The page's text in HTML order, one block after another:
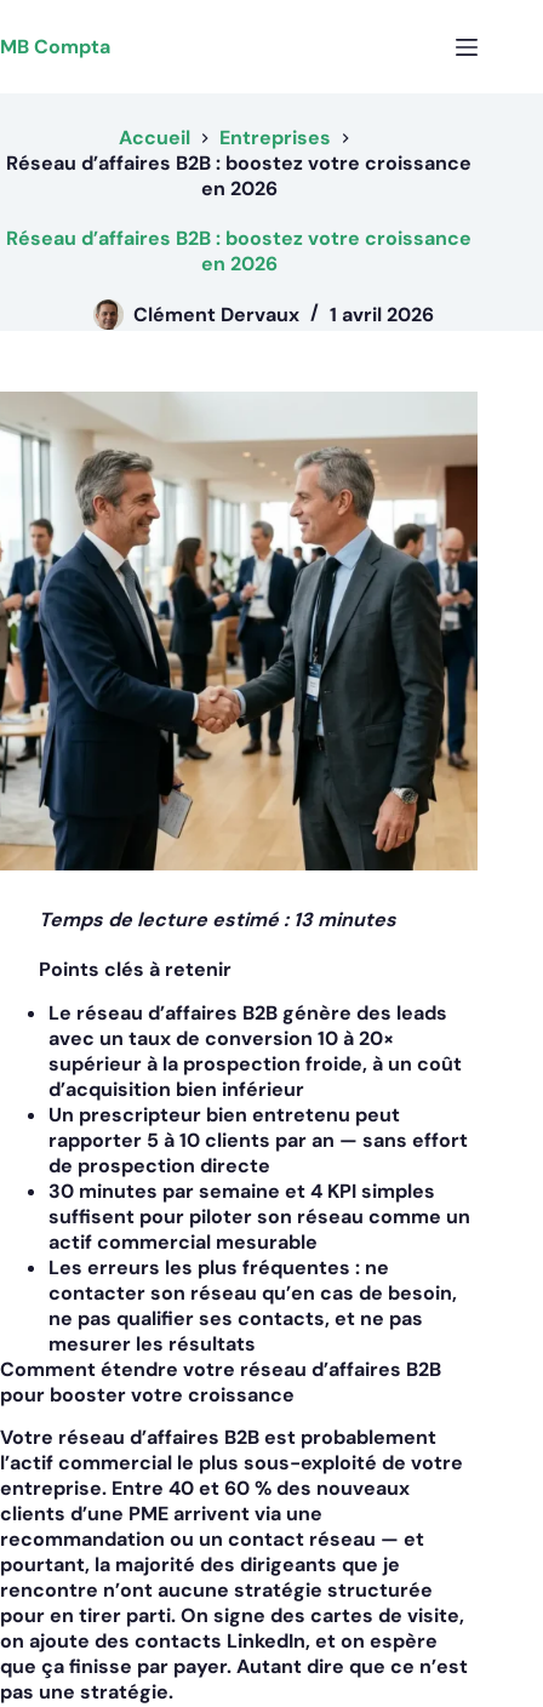
au
contenu
MB Compta
Accueil
Entreprises
Réseau d’affaires B2B : boostez votre croissance
en 2026
Réseau d’affaires B2B : boostez votre croissance
en 2026
Clément Dervaux
1 avril 2026
Temps de lecture estimé : 13 minutes
Points clés à retenir
Le réseau d’affaires B2B génère des leads
avec un taux de conversion 10 à 20×
supérieur à la prospection froide, à un coût
d’acquisition bien inférieur
Un prescripteur bien entretenu peut
rapporter 5 à 10 clients par an — sans effort
de prospection directe
30 minutes par semaine et 4 KPI simples
suffisent pour piloter son réseau comme un
actif commercial mesurable
Les erreurs les plus fréquentes : ne
contacter son réseau qu’en cas de besoin,
ne pas qualifier ses contacts, et ne pas
mesurer les résultats
Comment étendre votre réseau d’affaires B2B
pour booster votre croissance
Votre réseau d’affaires B2B est probablement
l’actif commercial le plus sous-exploité de votre
entreprise. Entre 40 et 60 % des nouveaux
clients d’une PME arrivent via une
recommandation ou un contact réseau — et
pourtant, la majorité des dirigeants que je
rencontre n’ont aucune stratégie structurée
pour en tirer parti. On signe des cartes de visite,
on ajoute des contacts LinkedIn, et on espère
que ça finisse par payer. Autant dire que ce n’est
pas une stratégie.